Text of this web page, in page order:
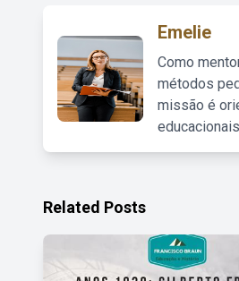
Emelie
Como
métodos
missão é
Related Posts